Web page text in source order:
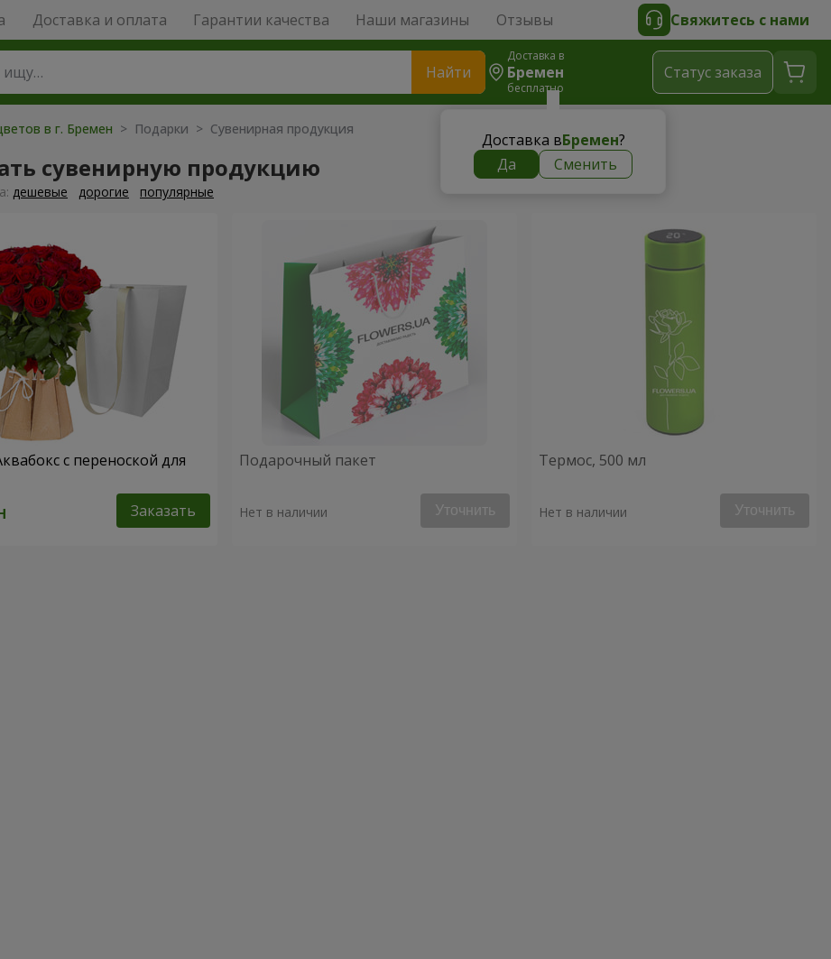
Доставка и оплата Гарантии качества Наши магазины Отзывы Свяжитесь с нами
Найти
Доставка в
Бремен
бесплатно
Доставка вБремен?
Да
Сменить
Cтатус заказа
в г. Бремен > Подарки > Сувенирная продукция
сувенирную продукцию
дешевые дорогие популярные
с переноской для
Заказать
Подарочный пакет
Нет в наличии Уточнить
Термос, 500 мл
Нет в наличии Уточнить